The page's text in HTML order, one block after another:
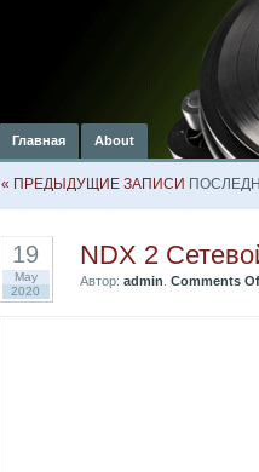
Главная About
« ПРЕДЫДУЩИЕ ЗАПИСИ
19
May
2020
NDX 2
Автор: admin. Comments